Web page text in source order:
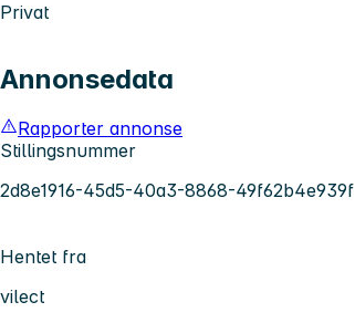
Privat
Annonsedata
Rapporter annonse
Stillingsnummer
2d8e1916-45d5-40a3-8868-49f62b4e939f
Hentet fra
vilect